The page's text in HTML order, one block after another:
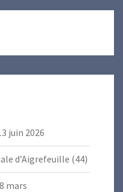
juin 2026
d’Aigrefeuille (44)
mars